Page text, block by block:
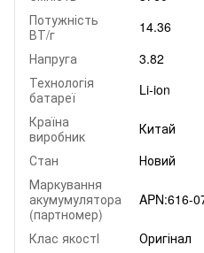
Потужність
ВТ/г
14.36
Напруга
3.82
Технологія
батареї
Li-ion
Країна
виробник
Китай
Стан
Новий
Маркування
акумумулятора
(партномер)
APN:616-
Клас якостІ
Оригінал